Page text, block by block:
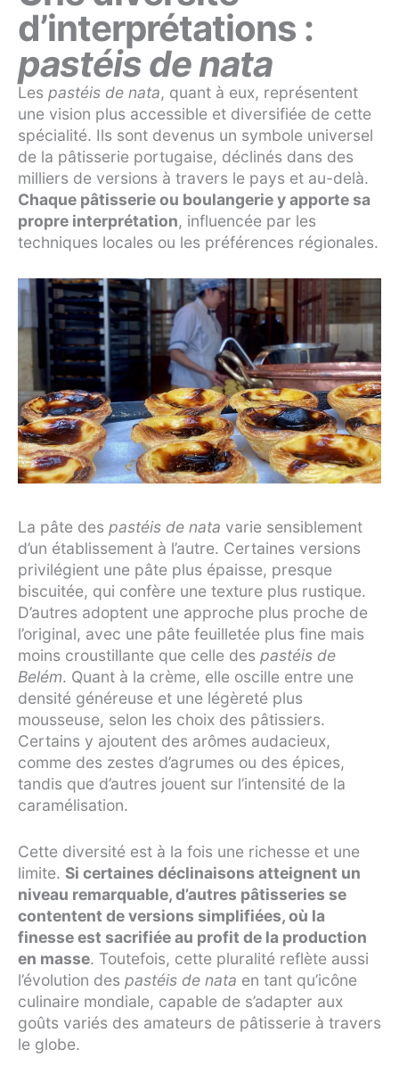
d’interprétations :
pastéis de nata
Les pastéis de nata, quant à eux, représentent
une vision plus accessible et diversifiée de cette
spécialité. Ils sont devenus un symbole universel
de la pâtisserie portugaise, déclinés dans des
milliers de versions à travers le pays et au-delà.
Chaque pâtisserie ou boulangerie y apporte sa
propre interprétation, influencée par les
techniques locales ou les préférences régionales.
La pâte des pastéis de nata varie sensiblement
d’un établissement à l’autre. Certaines versions
privilégient une pâte plus épaisse, presque
biscuitée, qui confère une texture plus rustique.
D’autres adoptent une approche plus proche de
l’original, avec une pâte feuilletée plus fine mais
moins croustillante que celle des pastéis de
Belém. Quant à la crème, elle oscille entre une
densité généreuse et une légèreté plus
mousseuse, selon les choix des pâtissiers.
Certains y ajoutent des arômes audacieux,
comme des zestes d’agrumes ou des épices,
tandis que d’autres jouent sur l’intensité de la
caramélisation.
Cette diversité est à la fois une richesse et une
limite. Si certaines déclinaisons atteignent un
niveau remarquable, d’autres pâtisseries se
contentent de versions simplifiées, où la
finesse est sacrifiée au profit de la production
en masse. Toutefois, cette pluralité reflète aussi
l’évolution des pastéis de nata en tant qu’icône
culinaire mondiale, capable de s’adapter aux
goûts variés des amateurs de pâtisserie à travers
le globe.